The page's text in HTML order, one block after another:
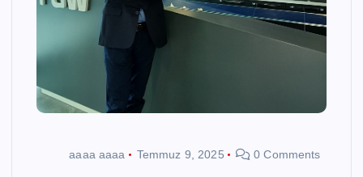
aaaa aaaa Temmuz 9, 2025 0 Comments